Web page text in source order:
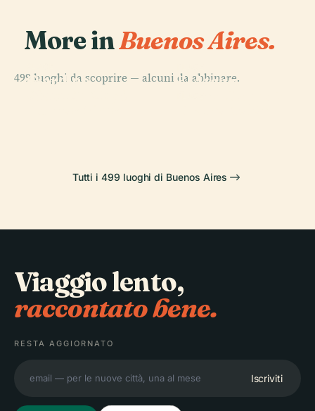
More inBuenos Aires.
499 luoghi da scoprire — alcuni da abbinare.
PLACE
El Ateneo
Giardino
Tutti i 499 luoghi di Buenos Aires
Viaggio lento,
raccontato bene.
RESTA AGGIORNATO
Iscriviti